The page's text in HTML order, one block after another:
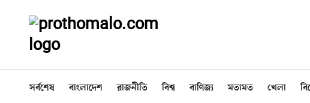
সর্বশেষ বাংলাদেশ রাজনীতি বিশ্ব বাণিজ্য মতামত খেলা